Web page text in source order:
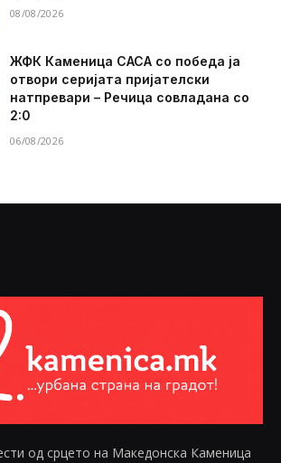
08/08/2026
ЖФК Каменица САСА со победа ја
отвори серијата пријателски
натпревари – Речица совладана со
2:0
06/08/2026
од срцето на Македонска Каменица